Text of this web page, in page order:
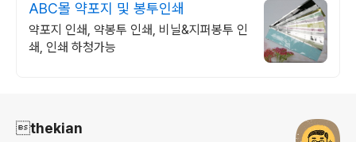
ABC몰 약포지 및 봉투인쇄
약포지 인쇄, 약봉투 인쇄, 비닐&지퍼봉투 인
쇄, 인쇄 하청가능
thekian